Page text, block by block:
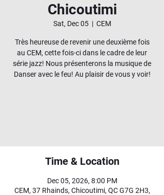
Chicoutimi
Sat, Dec 05
  |
CEM
Très heureuse de revenir une deuxième fois
au CEM, cette fois-ci dans le cadre de leur
série jazz! Nous présenterons la musique de
Danser avec le feu! Au plaisir de vous y voir!
Time & Location
Dec 05, 2026, 8:00 PM
CEM, 37 Rhainds, Chicoutimi, QC G7G 2H3,